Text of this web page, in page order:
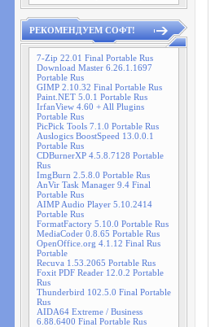
РЕКОМЕНДУЕМ СОФТ!
7-Zip 22.01 Final Portable Rus
Download Master 6.26.1.1697
Portable Rus
GIMP 2.10.32 Final Portable Rus
Paint.NET 5.0.1 Portable Rus
IrfanView 4.60 + All Plugins
Portable Rus
PicPick Tools 7.1.0 Portable Rus
Auslogics BoostSpeed 13.0.0.1
Portable Rus
CDBurnerXP 4.5.8.7128 Portable
Rus
ImgBurn 2.5.8.0 Portable Rus
AnVir Task Manager 9.4 Final
Portable Rus
AIMP Audio Player 5.10.2414
Portable Rus
FormatFactory 5.10.0 Portable Rus
MediaCoder 0.8.65 Portable Rus
OpenOffice.org 4.1.12 Final Rus
Portable
Recuva 1.53.2065 Portable Rus
Foxit PDF Reader 12.0.2 Portable
Rus
Thunderbird 102.5.0 Final Portable
Rus
AIDA64 Extreme / Business
6.88.6400 Final Portable Rus